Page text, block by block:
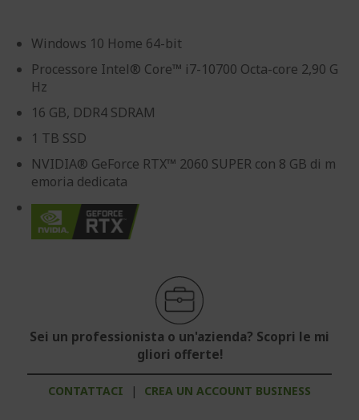
Windows 10 Home 64-bit
Processore Intel® Core™ i7-10700 Octa-core 2,90 G
Hz
16 GB, DDR4 SDRAM
1 TB SSD
NVIDIA® GeForce RTX™ 2060 SUPER con 8 GB di m
emoria dedicata
Sei un professionista o un'azienda? Scopri le mi
gliori offerte!
CONTATTACI | CREA UN ACCOUNT BUSINESS